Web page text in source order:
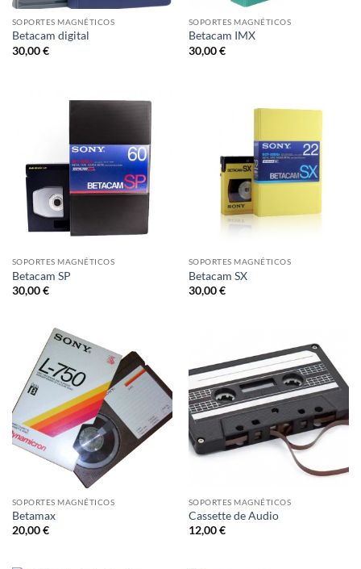
SOPORTES MAGNÉTICOS
Betacam digital
30,00€
SOPORTES MAGNÉTICOS
Betacam IMX
30,00€
SOPORTES MAGNÉTICOS
Betacam SP
30,00€
SOPORTES MAGNÉTICOS
Betacam SX
30,00€
SOPORTES MAGNÉTICOS
Betamax
20,00€
SOPORTES MAGNÉTICOS
Cassette de Audio
12,00€